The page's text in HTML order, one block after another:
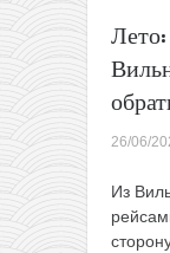
26/06/
Из